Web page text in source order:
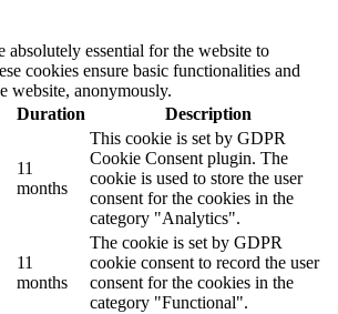
absolutely essential for the website to
cookies ensure basic functionalities and
website, anonymously.
Duration Description
11
months
This cookie is set by GDPR
Cookie Consent plugin. The
cookie is used to store the user
consent for the cookies in the
category "Analytics".
11
months
The cookie is set by GDPR
cookie consent to record the user
consent for the cookies in the
category "Functional".